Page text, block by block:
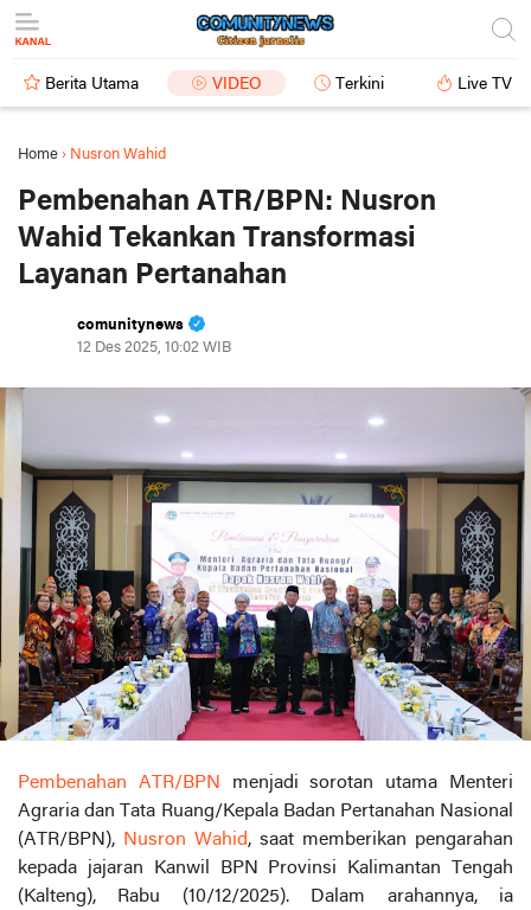
Berita Utama VIDEO Terkini Live TV
Home › Nusron Wahid
Pembenahan ATR/BPN: Nusron
Wahid Tekankan Transformasi
Layanan Pertanahan
comunitynews
12 Des 2025, 10:02 WIB
Pembenahan ATR/BPN
menjadi sorotan utama Menteri
Agraria dan Tata Ruang/Kepala Badan Pertanahan Nasional
(ATR/BPN), Nusron Wahid, saat memberikan pengarahan
kepada jajaran Kanwil BPN Provinsi Kalimantan Tengah
(Kalteng), Rabu (10/12/2025). Dalam arahannya, ia